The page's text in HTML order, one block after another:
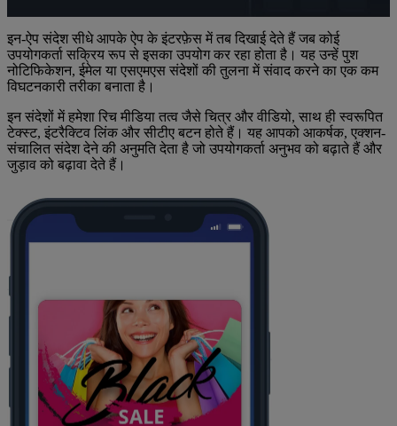
इन-ऐप संदेश सीधे आपके ऐप के इंटरफ़ेस में तब दिखाई देते हैं जब कोई
उपयोगकर्ता सक्रिय रूप से इसका उपयोग कर रहा होता है। यह उन्हें पुश
नोटिफिकेशन, ईमेल या एसएमएस संदेशों की तुलना में संवाद करने का एक कम
विघटनकारी तरीका बनाता है।
इन संदेशों में हमेशा रिच मीडिया तत्व जैसे चित्र और वीडियो, साथ ही स्वरूपित
टेक्स्ट, इंटरैक्टिव लिंक और सीटीए बटन होते हैं। यह आपको आकर्षक, एक्शन-
संचालित संदेश देने की अनुमति देता है जो उपयोगकर्ता अनुभव को बढ़ाते हैं और
जुड़ाव को बढ़ावा देते हैं।